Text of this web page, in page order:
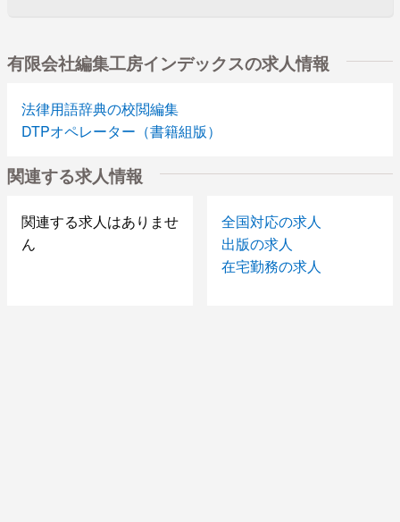
有限会社編集工房インデックスの求人情報
法律用語辞典の校閲編集
DTPオペレーター（書籍組版）
関連する求人情報
関連する求人はありませ
ん
全国対応の求人
出版の求人
在宅勤務の求人